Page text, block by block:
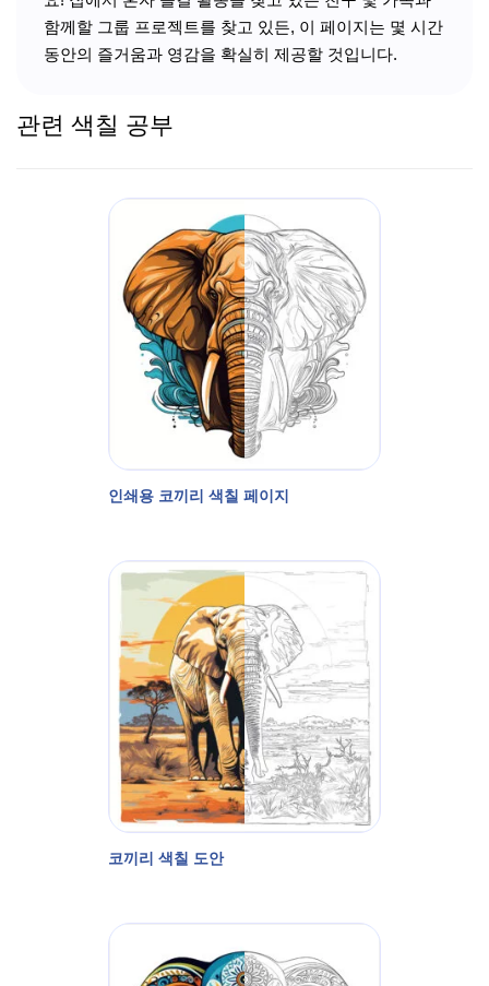
함께할 그룹 프로젝트를 찾고 있든, 이 페이지는 몇 시간
동안의 즐거움과 영감을 확실히 제공할 것입니다.
관련 색칠 공부
인쇄용 코끼리 색칠 페이지
코끼리 색칠 도안